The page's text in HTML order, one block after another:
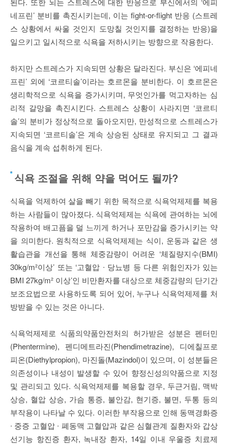
네프린’ 분비를 촉진시키는데, 이는 fight-or-flight 반응 (스트레
스 상황에서 싸울 것인지 도망칠 것인지를 결정하는 반응)을
일으키고 일시적으로 식욕을 저하시키는 방향으로 작용한다.
하지만 스트레스가 지속되면 상황은 달라진다. 부신은 ‘에피네
프린’ 외에 ‘코르티솔’이라는 호르몬을 분비한다. 이 호르몬은
생리학적으로 식욕을 증가시키며, 무엇인가를 먹고자하는 심
리적 갈망을 촉진시킨다. 스트레스 상황이 사라지면 ‘코르티
솔’의 분비가 정상적으로 돌아오지만, 만성적으로 스트레스가
지속되면 ‘코르티솔’은 계속 상승된 상태로 유지되고 그 결과
음식을 계속 섭취하게 된다.
식욕 조절을 위해 약을 먹어도 될까?
식욕을 억제하여 살을 빼기 위한 목적으로 식욕억제제를 복용
하는 사람들이 많아졌다. 식욕억제제는 식욕에 관여하는 뇌에
작용하여 배고픔을 덜 느끼게 하거나 포만감을 증가시키는 약
을 의미한다. 원칙적으로 식욕억제제는 식이, 운동과 같은 생
활습관을 개선을 통해 체중감량이 어려운 ‘체질량지수(BMI)
30kg/m²이상’ 또는 ‘고혈압 ∙ 당뇨병 등 다른 위험인자가 있는
BMI 27kg/m² 이상’인 비만환자를 대상으로 체중감량의 단기간
보조요법으로 사용하도록 되어 있어, 누구나 식욕억제제를 처
방받을 수 있는 것은 아니다.
식욕억제제로 식품의약품안전처의 허가받은 성분은 펜터민
(Phentermine), 펜디메트라진(Phendimetrazine), 디에칠프로
피온(Diethylpropion), 마진돌(Mazindol)이 있으며, 이 성분들은
의존성이나 내성이 발생할 수 있어 향정신성의약품으로 지정
및 관리되고 있다. 식욕억제제를 복용할 경우, 두근거림, 맥박
상승, 혈압 상승, 가슴 통증, 불안감, 현기증, 불면, 두통 등의
부작용이 나타날 수 있다. 이러한 부작용으로 인해 동맥경화증
∙ 중증 고혈압 ∙ 폐동맥 고혈압과 같은 심혈관계 질환자와 갑상
선기능 항진증 환자, 녹내장 환자, 14일 이내 우울증 치료제